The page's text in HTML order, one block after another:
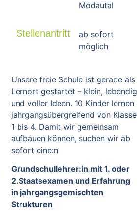
Modautal
Stellenantritt
ab sofort
möglich
Unsere freie Schule ist gerade als
Lernort gestartet – klein, lebendig
und voller Ideen. 10 Kinder lernen
jahrgangsübergreifend von Klasse
1 bis 4. Damit wir gemeinsam
aufbauen können, suchen wir ab
sofort eine:n
Grundschullehrer:in mit 1. oder
2.Staatsexamen und Erfahrung
in jahrgangsgemischten
Strukturen